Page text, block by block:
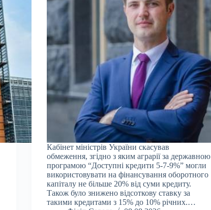
Кабінет міністрів України скасував
обмеження, згідно з яким аграрії за державною
програмою “Доступні кредити 5-7-9%” могли
використовувати на фінансування оборотного
капіталу не більше 20% від суми кредиту.
Також було знижено відсоткову ставку за
такими кредитами з 15% до 10% річних.…